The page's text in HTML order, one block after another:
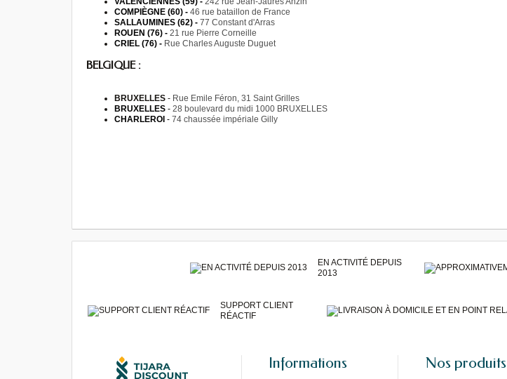
COMPIÈGNE (60) - 46 rue bataillon de France
SALLAUMINES (62) - 77 Constant d'Arras
ROUEN (76) - 21 rue Pierre Corneille
CRIEL (76) - Rue Charles Auguste Duguet
BELGIQUE :
BRUXELLES - Rue Emile Féron, 31 Saint Grilles
BRUXELLES - 28 boulevard du midi 1000 BRUXELLES
CHARLEROI - 74 chaussée impériale Gilly
EN ACTIVITÉ DEPUIS
2013
SUPPORT CLIENT
RÉACTIF
Informations Nos produits